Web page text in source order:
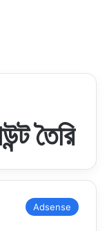
তৈরি
Adsense